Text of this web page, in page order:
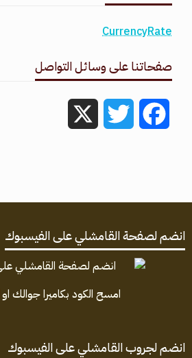
CurrencyRate
صفحاتنا على وسائل التواصل
Facebook
Twitter
انضم لصفحة القامشلي على الفيسبوك
امسح الكود بكاميرا جوالك او
انضم لجروب القامشلي على الفيسبوك